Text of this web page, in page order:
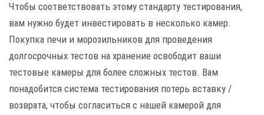
Чтобы соответствовать этому стандарту тестирования,
вам нужно будет инвестировать в несколько камер.
Покупка печи и морозильников для проведения
долгосрочных тестов на хранение освободит ваши
тестовые камеры для более сложных тестов. Вам
понадобится система тестирования потерь вставку /
возврата, чтобы согласиться с нашей камерой для